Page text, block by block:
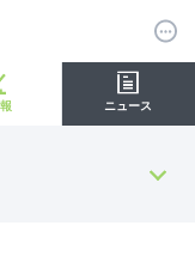
ニュース